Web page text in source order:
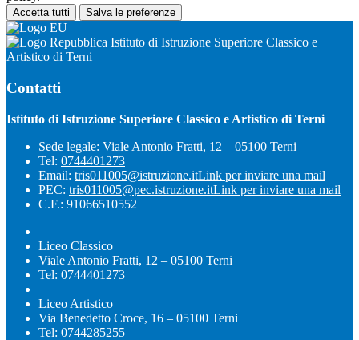
Accetta tutti Salva le preferenze
Istituto di Istruzione Superiore Classico e
Artistico di Terni
Contatti
Istituto di Istruzione Superiore Classico e Artistico di Terni
Sede legale: Viale Antonio Fratti, 12 – 05100 Terni
Tel: 0744401273
Email: tris011005@istruzione.itLink per inviare una mail
PEC: tris011005@pec.istruzione.itLink per inviare una mail
C.F.: 91066510552
Liceo Classico
Viale Antonio Fratti, 12 – 05100 Terni
Tel: 0744401273
Liceo Artistico
Via Benedetto Croce, 16 – 05100 Terni
Tel: 0744285255